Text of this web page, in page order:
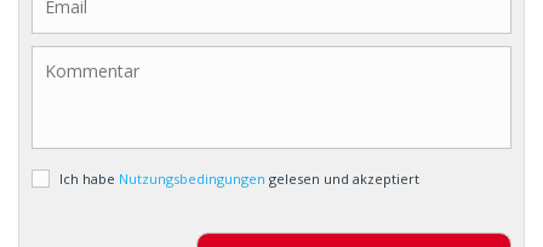
Ich habe Nutzungsbedingungen gelesen und akzeptiert